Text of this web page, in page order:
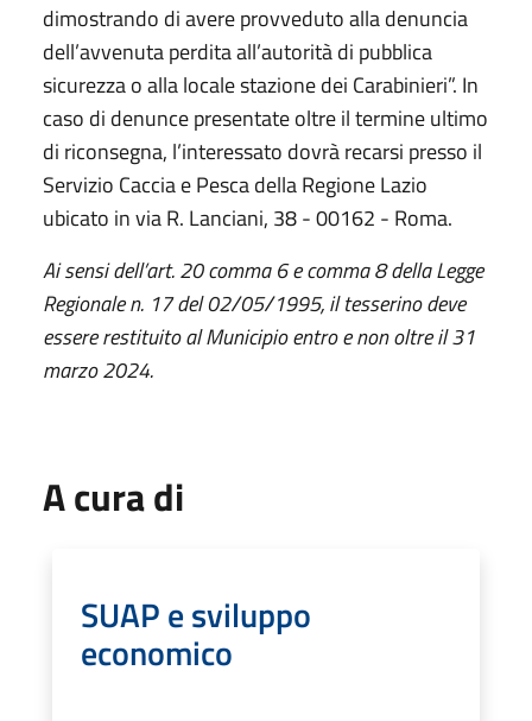
dimostrando di avere provveduto alla denuncia
dell’avvenuta perdita all’autorità di pubblica
sicurezza o alla locale stazione dei Carabinieri”. In
caso di denunce presentate oltre il termine ultimo
di riconsegna, l’interessato dovrà recarsi presso il
Servizio Caccia e Pesca della Regione Lazio
ubicato in via R. Lanciani, 38 - 00162 - Roma.
Ai sensi dell’art. 20 comma 6 e comma 8 della Legge
Regionale n. 17 del 02/05/1995, il tesserino deve
essere restituito al Municipio entro e non oltre il 31
marzo 2024.
A cura di
SUAP e sviluppo
economico